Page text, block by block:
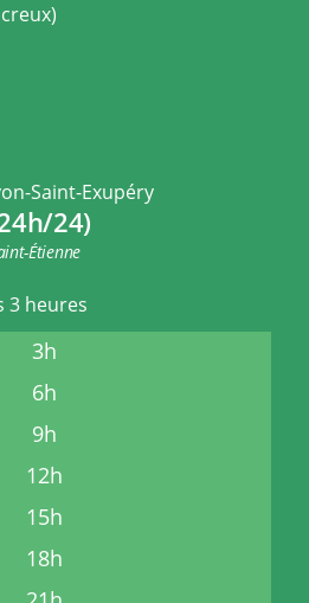
Saint-Exupéry
24)
Étienne
3 heures
3h
6h
9h
12h
15h
18h